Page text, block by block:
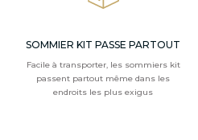
SOMMIER KIT PASSE PARTOUT
Facile à transporter, les sommiers kit
passent partout même dans les
endroits les plus exigus